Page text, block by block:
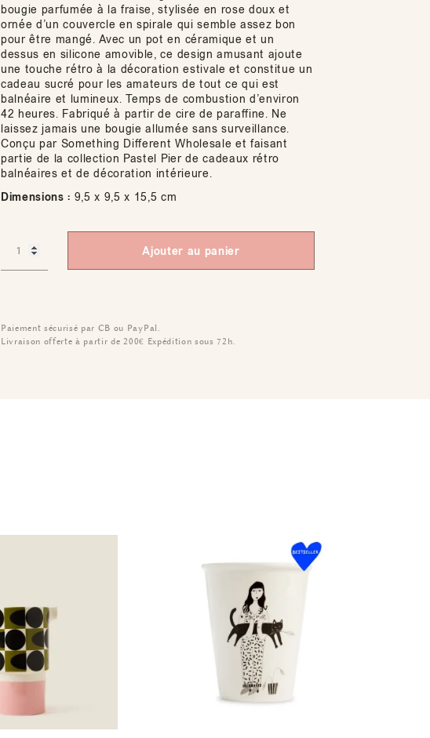
bougie parfumée à la fraise, stylisée en rose doux et
ornée d’un couvercle en spirale qui semble assez bon
pour être mangé. Avec un pot en céramique et un
dessus en silicone amovible, ce design amusant ajoute
une touche rétro à la décoration estivale et constitue un
cadeau sucré pour les amateurs de tout ce qui est
balnéaire et lumineux. Temps de combustion d’environ
42 heures. Fabriqué à partir de cire de paraffine. Ne
laissez jamais une bougie allumée sans surveillance.
Conçu par Something Different Wholesale et faisant
partie de la collection Pastel Pier de cadeaux rétro
balnéaires et de décoration intérieure.
Dimensions : 9,5 x 9,5 x 15,5 cm
Ajouter au panier
Paiement sécurisé par CB ou PayPal.
Livraison offerte à partir de 200€ Expédition sous 72h.